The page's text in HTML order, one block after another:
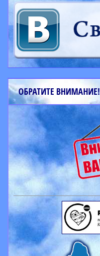
ОБРАТИТЕ ВНИМАНИЕ!